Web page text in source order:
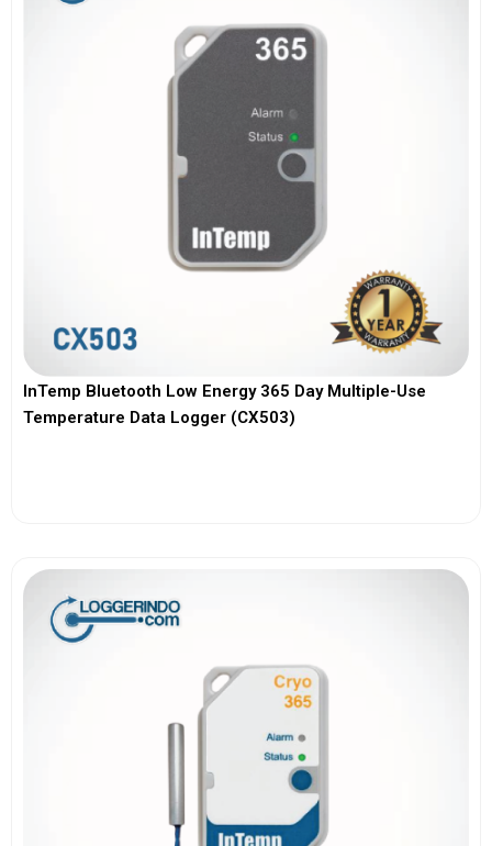
InTemp Bluetooth Low Energy 365 Day Multiple-Use
Temperature Data Logger (CX503)